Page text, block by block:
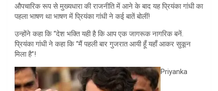
औपचारिक रूप से मुख्यधारा की राजनीति में आने के बाद यह प्रियंका गांधी का
पहला भाषण था भाषण में प्रियंका गांधी ने कई बातें बोलीं!
उन्होंने कहा कि “देश भक्ति यही है कि आप एक जागरूक नागरिक बनें.
प्रियंका गांधी ने कहा कि “मैं पहली बार गुजरात आयी हूँ यहाँ आकर सुकून
मिला है”!
Priyanka